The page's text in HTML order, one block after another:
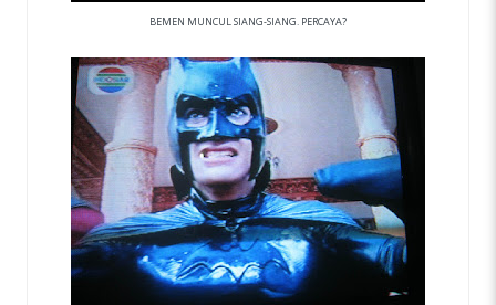
BEMEN MUNCUL SIANG-SIANG. PERCAYA?